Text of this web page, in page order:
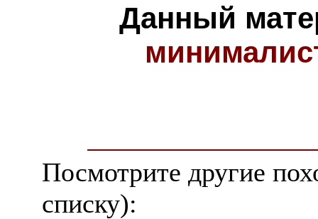
Данный
Посмотрите другие
списку):